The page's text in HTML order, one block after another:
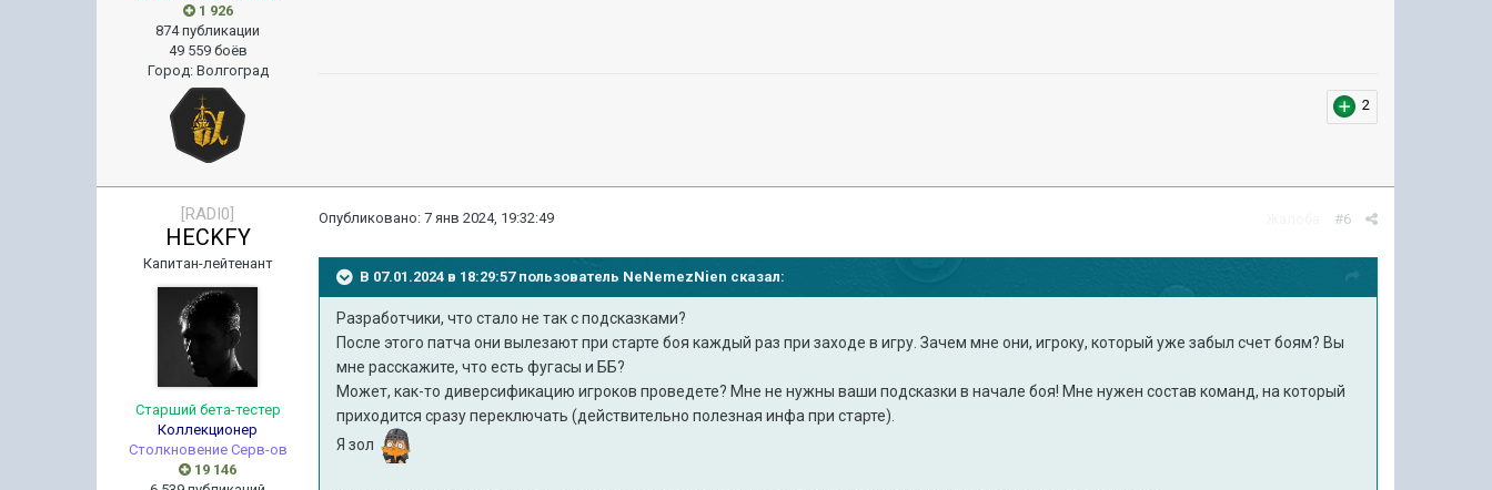
1 926
874 публикации
49 559 боёв
Город: Волгоград
2
[RADI0]
HECKFY
Капитан-лейтенант
Старший бета-тестер
Коллекционер
Столкновение Серв-ов
19 146
#6
Опубликовано:7 янв 2024, 19:32:49
В 07.01.2024 в 18:29:57 пользователь NeNemezNien сказал:
Разработчики, что стало не так с подсказками?
После этого патча они вылезают при старте боя каждый раз при заходе в игру. Зачем мне они, игроку, который уже забыл счет боям? Вы
мне расскажите, что есть фугасы и ББ?
Может, как-то диверсификацию игроков проведете? Мне не нужны ваши подсказки в начале боя! Мне нужен состав команд, на который
приходится сразу переключать (действительно полезная инфа при старте).
Я зол